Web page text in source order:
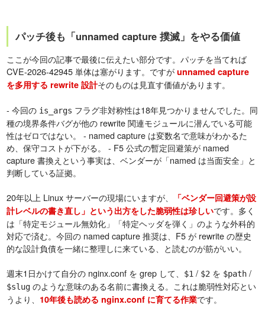
パッチ後も「unnamed capture 撲滅」をやる価値
ここが今回の記事で最後に伝えたい部分です。パッチを当てれば
CVE-2026-42945 単体は塞がります。ですがunnamed capture
を多用する rewrite 設計そのものは見直す価値があります。
- 今回の is_args フラグ非対称性は18年見つかりませんでした。同
種の境界条件バグが他の rewrite 関連モジュールに潜んでいる可能
性はゼロではない。 - named capture は変数名で意味がわかるた
め、保守コストが下がる。 - F5 公式の暫定回避策が named
capture 書換えという事実は、ベンダーが「named は当面安全」と
判断している証拠。
20年以上 Linux サーバーの現場にいますが、
「ベンダー回避策が設
計レベルの書き直し」という出方をした脆弱性は珍しいです。多く
は「特定モジュール無効化」「特定ヘッダを弾く」のような外科的
対応で済む。今回の named capture 推奨は、F5 が rewrite の歴史
的な設計負債を一緒に整理しに来ている、と読むのが筋がいい。
週末1日かけて自分の nginx.conf を grep して、
$1 / $2 を $path /
$slug のような意味のある名前に書換える。これは脆弱性対応とい
うより、 10年後も読める nginx.conf に育てる作業です。